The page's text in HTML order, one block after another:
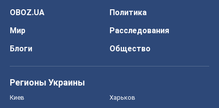
OBOZ.UA
Политика
Мир
Расследования
Блоги
Общество
Регионы Украины
Киев Харьков